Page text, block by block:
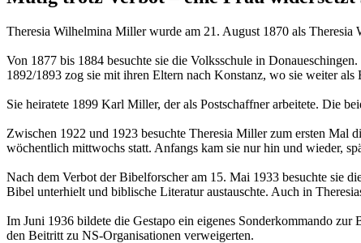
Theresia Wilhelmina Miller wurde am 21. August 1870 als
Von 1877 bis 1884 besuchte sie die Volksschule in
1892/1893 zog sie mit ihren Eltern nach Konstanz, wo sie weiter als
Sie heiratete 1899 Karl Miller, der als Postschaffner arbeitete. Die
Zwischen 1922 und 1923 besuchte Theresia Miller zum ersten Mal
wöchentlich mittwochs statt. Anfangs kam sie nur hin und wieder,
Nach dem Verbot der Bibelforscher am 15. Mai 1933 besuchte sie
Bibel unterhielt und biblische Literatur austauschte. Auch in
Im Juni 1936 bildete die Gestapo ein eigenes Sonderkommando
den Beitritt zu NS-Organisationen verweigerten.